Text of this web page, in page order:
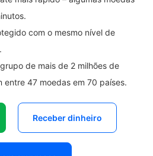
com o mesmo nível de
de mais de 2 milhões de
entre 47 moedas em 70 países.
Receber dinheiro